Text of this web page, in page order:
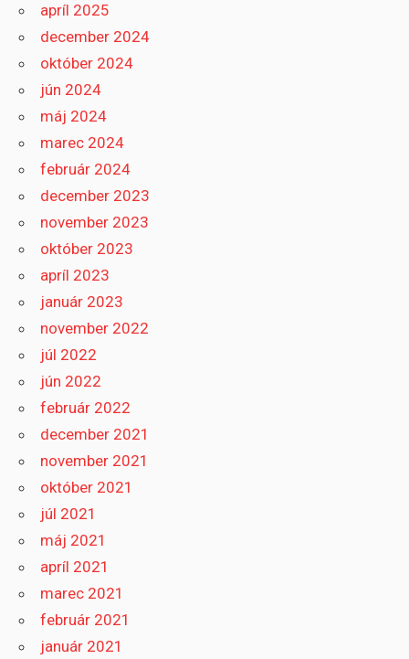
apríl 2025
december 2024
október 2024
jún 2024
máj 2024
marec 2024
február 2024
december 2023
november 2023
október 2023
apríl 2023
január 2023
november 2022
júl 2022
jún 2022
február 2022
december 2021
november 2021
október 2021
júl 2021
máj 2021
apríl 2021
marec 2021
február 2021
január 2021